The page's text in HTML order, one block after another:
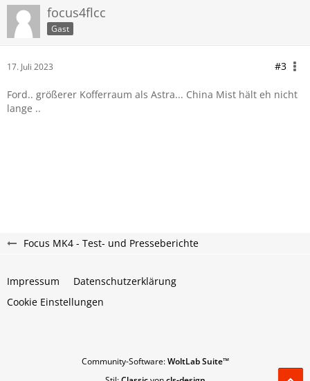
focus4flcc
Gast
17. Juli 2023 #3
Ford.. größerer Kofferraum als Astra... China Mist hält eh nicht
lange ..
Focus MK4 - Test- und Presseberichte
Impressum
Datenschutzerklärung
Cookie Einstellungen
Community-Software:WoltLab Suite™